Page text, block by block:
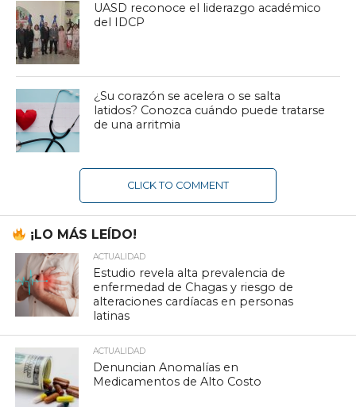
UASD reconoce el liderazgo académico
del IDCP
¿Su corazón se acelera o se salta
latidos? Conozca cuándo puede tratarse
de una arritmia
CLICK TO COMMENT
¡LO MÁS LEÍDO!
ACTUALIDAD
Estudio revela alta prevalencia de
enfermedad de Chagas y riesgo de
alteraciones cardíacas en personas
latinas
ACTUALIDAD
Denuncian Anomalías en
Medicamentos de Alto Costo